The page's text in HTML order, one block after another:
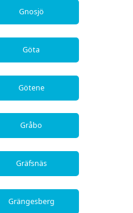
Gnosjö
Göta
Götene
Gråbo
Gräfsnäs
Grängesberg